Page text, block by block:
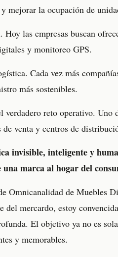
mejorar la ocupación de
Hoy las empresas buscan
y monitoreo GPS.
Cada vez más
más sostenibles.
verdadero reto operativo. Uno
de venta y centros de
invisible, inteligente y
marca al hogar del
Omnicanalidad de Muebles
del mercardo, estoy
El objetivo ya no es
y memorables.